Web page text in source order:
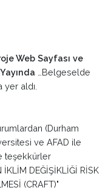
Web Sayfası ve
…Belgeselde
yer aldı.
(Durham
ve AFAD ile
teşekkürler
İKLİM DEĞİŞİKLİĞİ RİSK
(CRAFT)"